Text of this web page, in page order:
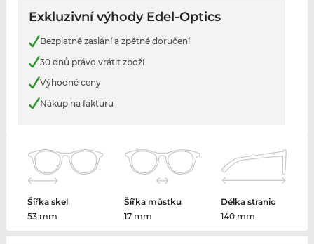
Exkluzivní výhody Edel-Optics
Bezplatné zaslání a zpětné doručení
30 dnů právo vrátit zboží
Výhodné ceny
Nákup na fakturu
Šířka skel
53 mm
Šířka můstku
17 mm
Délka stranic
140 mm